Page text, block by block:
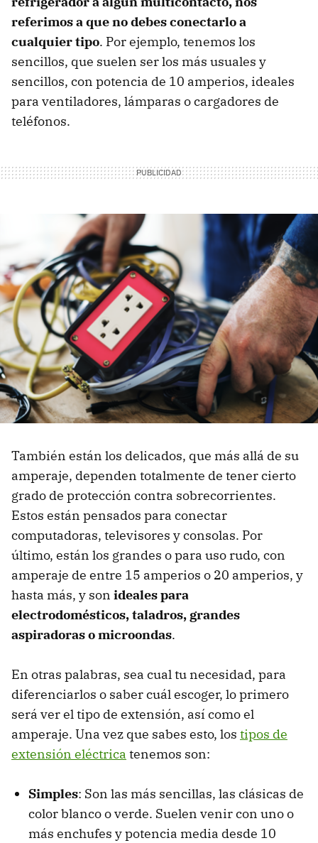
referimos a que no debes conectarlo a
cualquier tipo. Por ejemplo, tenemos los
sencillos, que suelen ser los más usuales y
sencillos, con potencia de 10 amperios, ideales
para ventiladores, lámparas o cargadores de
teléfonos.
También están los delicados, que más allá de su
amperaje, dependen totalmente de tener cierto
grado de protección contra sobrecorrientes.
Estos están pensados para conectar
computadoras, televisores y consolas. Por
último, están los grandes o para uso rudo, con
amperaje de entre 15 amperios o 20 amperios, y
hasta más, y son ideales para
electrodomésticos, taladros, grandes
aspiradoras o microondas.
En otras palabras, sea cual tu necesidad, para
diferenciarlos o saber cuál escoger, lo primero
será ver el tipo de extensión, así como el
amperaje. Una vez que sabes esto, los tipos de
extensión eléctrica tenemos son:
Simples: Son las más sencillas, las clásicas de
color blanco o verde. Suelen venir con uno o
más enchufes y potencia media desde 10